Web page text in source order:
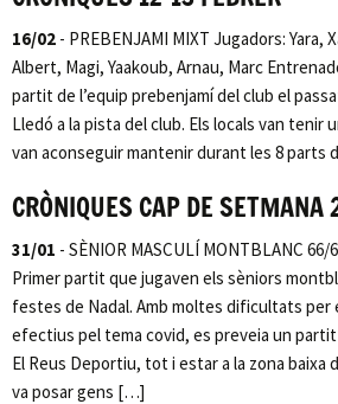
16/02 - PREBENJAMI MIXT Jugadors: Yara,
Albert, Magi, Yaakoub, Arnau, Marc
partit de l’equip prebenjamí del club el
Lledó a la pista del club. Els locals van tenir
van aconseguir mantenir durant les 8 parts
CRÒNIQUES CAP DE
31/01 - SÈNIOR MASCULÍ MONTBLANC 66/
Primer partit que jugaven els sèniors
festes de Nadal. Amb moltes dificultats per
efectius pel tema covid, es preveia un
El Reus Deportiu, tot i estar a la zona baixa
va posar gens […]